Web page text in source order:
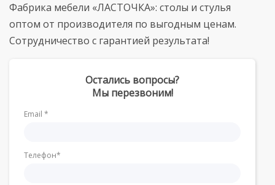
Фабрика мебели «ЛАСТОЧКА»: столы и стулья
оптом от производителя по выгодным ценам.
Сотрудничество с гарантией результата!
Остались вопросы?
Мы перезвоним!
Email *
Телефон*